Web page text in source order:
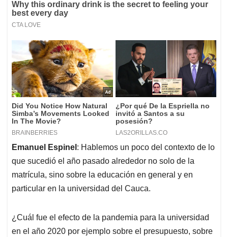
Emanuel Espinel : Hablemos un poco del contexto de lo
que sucedió el año pasado alrededor no solo de la
matrícula, sino sobre la educación en general y en
particular en la universidad del Cauca.
¿Cuál fue el efecto de la pandemia para la universidad
en el año 2020 por ejemplo sobre el presupuesto, sobre